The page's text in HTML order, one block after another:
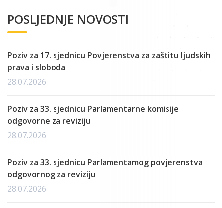
POSLJEDNJE NOVOSTI
Poziv za 17. sjednicu Povjerenstva za zaštitu ljudskih
prava i sloboda
28.07.2026
Poziv za 33. sjednicu Parlamentarne komisije
odgovorne za reviziju
28.07.2026
Poziv za 33. sjednicu Parlamentamog povjerenstva
odgovornog za reviziju
28.07.2026